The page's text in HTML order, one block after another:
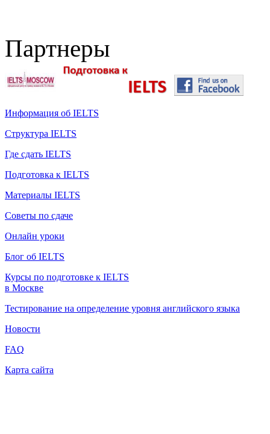
Партнеры
Информация об IELTS
Структура IELTS
Где сдать IELTS
Подготовка к IELTS
Материалы IELTS
Советы по сдаче
Онлайн уроки
Блог об IELTS
Курсы по подготовке к IELTS
в Москве
Тестирование на определение уровня английского языка
Новости
FAQ
Карта сайта